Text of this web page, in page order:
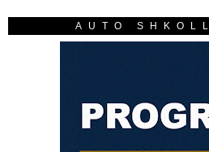
AUTO